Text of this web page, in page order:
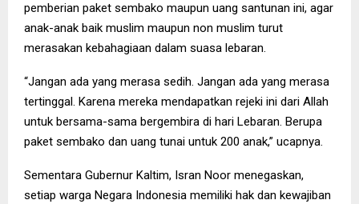
pemberian paket sembako maupun uang santunan ini, agar
anak-anak baik muslim maupun non muslim turut
merasakan kebahagiaan dalam suasa lebaran.
“Jangan ada yang merasa sedih. Jangan ada yang merasa
tertinggal. Karena mereka mendapatkan rejeki ini dari Allah
untuk bersama-sama bergembira di hari Lebaran. Berupa
paket sembako dan uang tunai untuk 200 anak,” ucapnya.
Sementara Gubernur Kaltim, Isran Noor menegaskan,
setiap warga Negara Indonesia memiliki hak dan kewajiban